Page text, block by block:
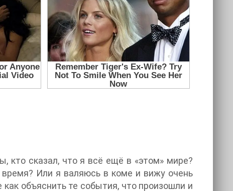
кто сказал, что я всё ещё в «этом» мире?
Или я валяюсь в коме и вижу очень
объяснить те события, что произошли и